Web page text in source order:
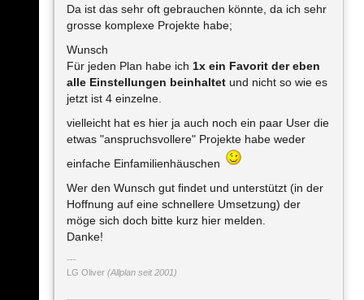
Da ist das sehr oft gebrauchen könnte, da ich sehr
grosse komplexe Projekte habe;
Wunsch
Für jeden Plan habe ich 1x ein Favorit der eben
alle Einstellungen beinhaltet und nicht so wie es
jetzt ist 4 einzelne.
vielleicht hat es hier ja auch noch ein paar User die
etwas "anspruchsvollere" Projekte habe weder
einfache Einfamilienhäuschen
Wer den Wunsch gut findet und unterstützt (in der
Hoffnung auf eine schnellere Umsetzung) der
möge sich doch bitte kurz hier melden.
Danke!
LG Oliver (Allplan seit 2001)